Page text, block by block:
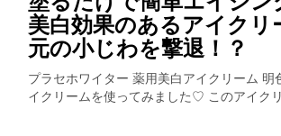
美白効果のあるアイクリ
元の小じわを撃退！？
プラセホワイター 薬用美白アイクリーム 明
イクリームを使ってみました♡ このアイク